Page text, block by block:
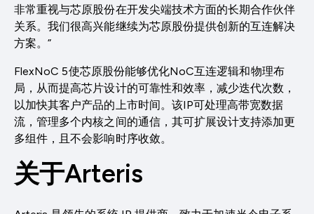
非常重视与芯原股份在开发尖端技术方面的长期合作伙伴
关系。我们很高兴能继续为芯原股份提供创新的互连解决
方案。”
FlexNoC 5使芯原股份能够优化NoC互连逻辑和物理布
局，从而提高芯片设计的可靠性和效率，减少迭代次数，
以加快其客户产品的上市时间。该IP可处理高带宽数据
流，管理多个内核之间的通信，其可扩展设计支持添加更
多组件，且不会影响时序收敛。
关于Arteris